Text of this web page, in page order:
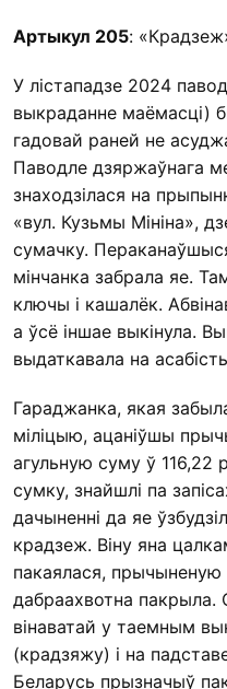
Артыкул 205:
У лістападзе 2024
выкраданне маёмасці)
гадовай раней не
Паводле дзяржаўнага
знаходзілася на
«вул. Кузьмы Мініна»,
сумачку.
мінчанка забрала яе.
ключы і кашалёк.
а ўсё іншае выкінула.
выдаткавала на
Гараджанка, якая
міліцыю, ацаніўшы
агульную суму ў 116,22
сумку, знайшлі па
дачыненні да яе
крадзеж. Віну яна
пакаялася,
дабраахвотна
вінаватай у таемным
(крадзяжу) і на
Беларусь прызначыў